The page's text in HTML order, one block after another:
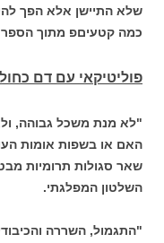
שלא התיישן אלא הפך
כמה קטעיםפ מתוך הספר
פוליטיקאי עם דם כחול
"לא מנת משכל גבוהה,
האם או בשפות אומות
שאר סגולות תרומיות
השלטון המפלגתי.
"התגמול, השררה